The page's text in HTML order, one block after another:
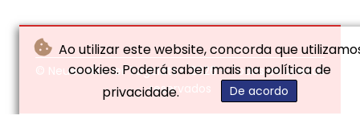
Ao utilizar este website, concorda que
cookies. Poderá saber mais na política de
privacidade.
De acordo
© Neues Wiener Tagblatt - 2026 - Todos os direitos
reservados